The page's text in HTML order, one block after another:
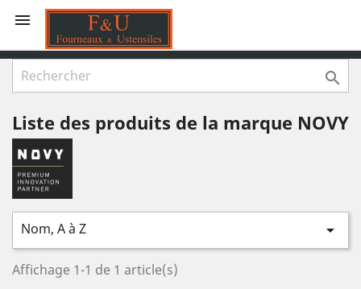


Liste des produits de la marque NOVY
Nom, A à Z 
Affichage 1-1 de 1 article(s)